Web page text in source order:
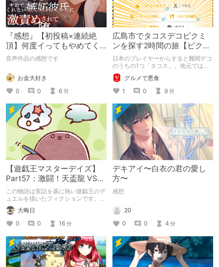
『感想』【初投稿×連続絶
頂】何度イってもやめてく
れない嫉妬彼氏に激責めさ
音声作品の感想です
お金大好き
0
0 6 分
広島市でタコスデコピクミ
ンを探す2時間の旅【ピクミ
ンブルーム / Pikmin
Bloom】
日本のプレイヤーからすると難関デコ
のうちの1つ「タコス」。地元では見
つけられなかった男が広島で探す旅を
お送りします。ねくすと5月のテーマ
「お出かけの記録」。
グルメで悪食
1
0 9 分
【遊戯王マスターデイズ】
Part57：激闘！天盃龍 VS
千年D【架空デュエル】
この物語は実話を基に熱い遊戯王のデ
ュエルを描いたフィクションです。
（自分用メモ：2025-05-14）
大晦日
0
0 16 分
デキアイ〜白衣の君の愛し
方〜
感想
20
0
0 4 分